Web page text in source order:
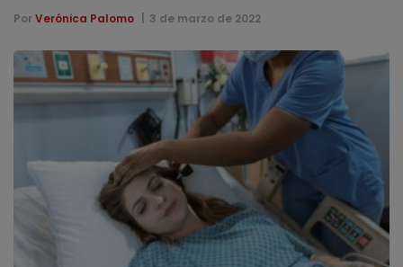
Por Verónica Palomo 3 de marzo de 2022